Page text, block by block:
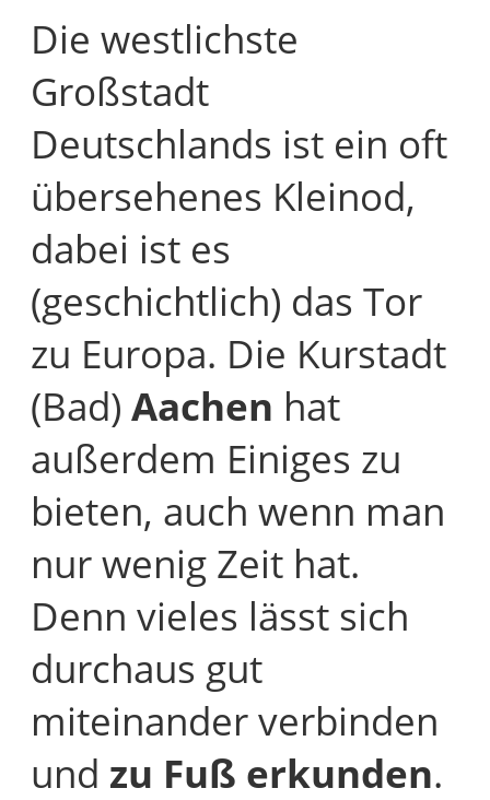
Die westlichste
Großstadt
Deutschlands ist ein oft
übersehenes Kleinod,
dabei ist es
(geschichtlich) das Tor
zu Europa. Die Kurstadt
(Bad) Aachen hat
außerdem Einiges zu
bieten, auch wenn man
nur wenig Zeit hat.
Denn vieles lässt sich
durchaus gut
miteinander verbinden
und zu Fuß erkunden.